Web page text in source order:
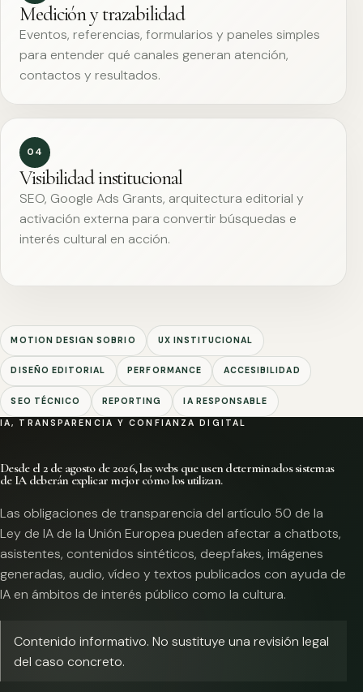
Medición y trazabilidad
Eventos, referencias, formularios y paneles simples
para entender qué canales generan atención,
contactos y resultados.
04
Visibilidad institucional
SEO, Google Ads Grants, arquitectura editorial y
activación externa para convertir búsquedas e
interés cultural en acción.
MOTION DESIGN SOBRIO UX INSTITUCIONAL
DISEÑO EDITORIAL PERFORMANCE ACCESIBILIDAD
SEO TÉCNICO REPORTING IA RESPONSABLE
IA, TRANSPARENCIA Y CONFIANZA DIGITAL
Desde el 2 de agosto de 2026, las webs que usen determinados sistemas
de IA deberán explicar mejor cómo los utilizan.
Las obligaciones de transparencia del artículo 50 de la
Ley de IA de la Unión Europea pueden afectar a chatbots,
asistentes, contenidos sintéticos, deepfakes, imágenes
generadas, audio, vídeo y textos publicados con ayuda de
IA en ámbitos de interés público como la cultura.
Contenido informativo. No sustituye una revisión legal
del caso concreto.